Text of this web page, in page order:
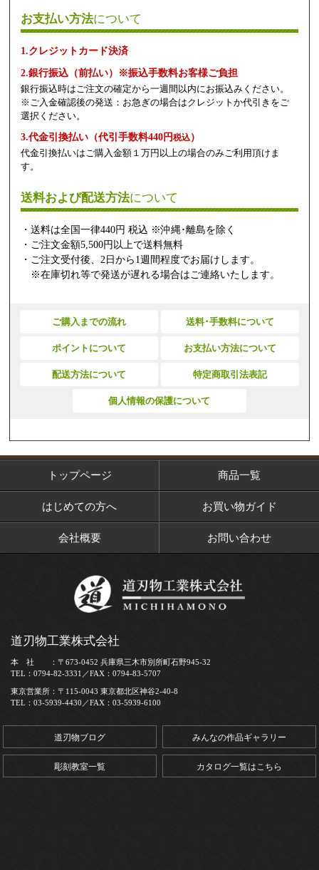
お支払い方法について
1.クレジットカード決済
2.銀行振込（前払い）※振込手数料お客様ご負担
銀行振込時はご注文の確定から一週間以内にお振込みください。
※ご入金確認後の発送：お急ぎの場合はクレジットか代引きをご
選択ください。
3.代金引換払い（代引手数料440円税込）
代金引換払いはご購入金額１万円以上の場合のみご利用頂けま
す。
送料および配送方法について
・送料は全国一律440円 税込 ※沖縄･離島を除く
・ご注文金額5,500円以上で送料無料
・ご注文受付後、2日から1週間程度でお届けします。
※在庫切れ等で発送が遅れる場合はご連絡いたします。
ご購入までの流れ 送料･手数料について
ポイントについて お支払い方法について
配送方法について 特定商取引法表記
個人情報の保護について
トップページ 商品一覧
はじめての方へ お買い物ガイド
会社概要 お問い合わせ
道刃物工業株式会社
本 社 ：〒673-0452 兵庫県三木市別所町石野945-32
TEL：0794-82-3331／FAX：0794-83-5707
東京営業所：〒115-0043 東京都北区神谷2-40-8
TEL：03-5939-4430／FAX：03-5939-6100
道刃物ブログ みんなの作品ギャラリー
彫刻教室一覧 カタログ一覧はこちら